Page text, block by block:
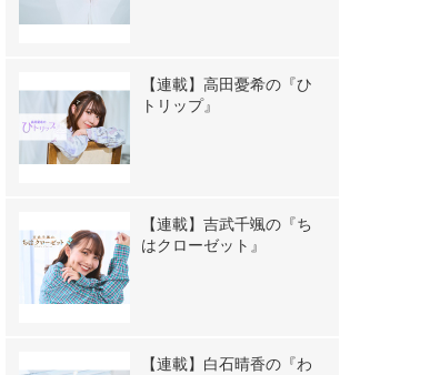
【連載】高田憂希の『ひ
トリップ』
【連載】吉武千颯の『ち
はクローゼット』
【連載】白石晴香の『わ